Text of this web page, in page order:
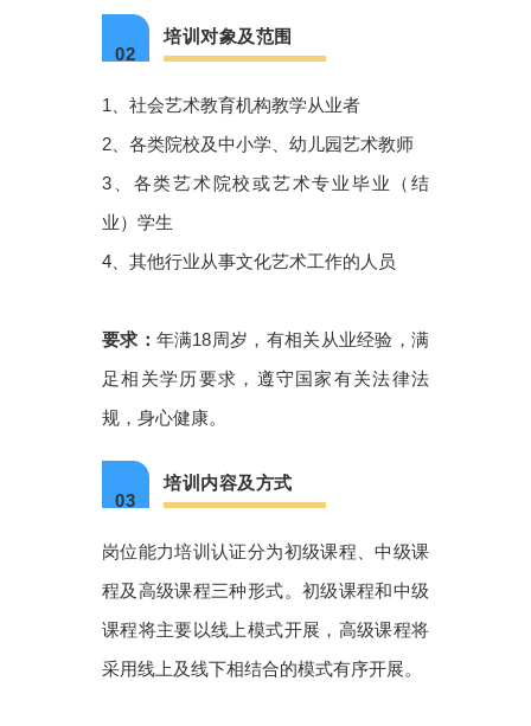
02
培训对象及范围
1、社会艺术教育机构教学从业者
2、各类院校及中小学、幼儿园艺术教师
3、各类艺术院校或艺术专业毕业（结
业）学生
4、其他行业从事文化艺术工作的人员
要求： 年满18周岁，有相关从业经验，满
足相关学历要求，遵守国家有关法律法
规，身心健康。
03
培训内容及方式
岗位能力培训认证分为初级课程、中级课
程及高级课程三种形式。初级课程和中级
课程将主要以线上模式开展，高级课程将
采用线上及线下相结合的模式有序开展。